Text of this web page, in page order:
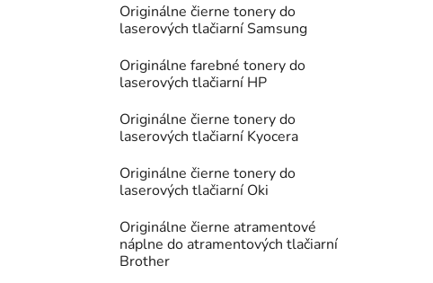
Originálne čierne tonery do
laserových tlačiarní Samsung
Originálne farebné tonery do
laserových tlačiarní HP
Originálne čierne tonery do
laserových tlačiarní Kyocera
Originálne čierne tonery do
laserových tlačiarní Oki
Originálne čierne atramentové
náplne do atramentových tlačiarní
Brother